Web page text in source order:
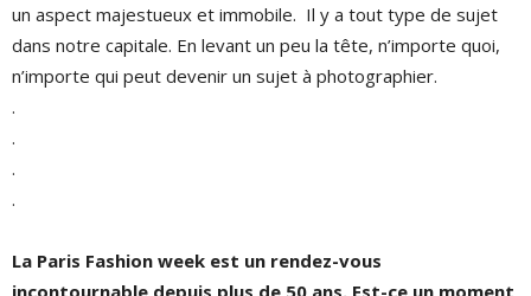
un aspect majestueux et immobile. Il y a tout type de sujet
dans notre capitale. En levant un peu la tête, n’importe quoi,
n’importe qui peut devenir un sujet à photographier.
.
.
.
.
La Paris Fashion week est un rendez-vous
incontournable depuis plus de 50 ans. Est-ce un moment